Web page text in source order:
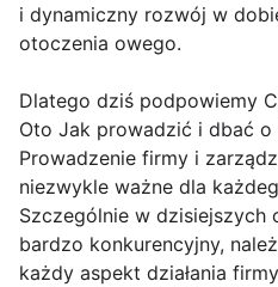
i dynamiczny rozwój w
otoczenia owego.
Dlatego dziś podpowiemy
Oto Jak prowadzić i dbać o
Prowadzenie firmy i
niezwykle ważne dla
Szczególnie w dzisiejszych
bardzo konkurencyjny,
każdy aspekt działania